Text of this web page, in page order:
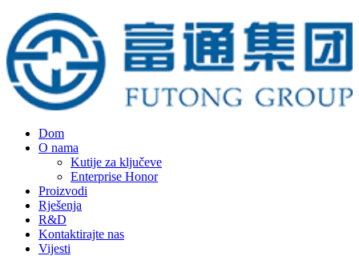
Dom
O nama
Kutije za ključeve
Enterprise Honor
Proizvodi
Rješenja
R&D
Kontaktirajte nas
Vijesti